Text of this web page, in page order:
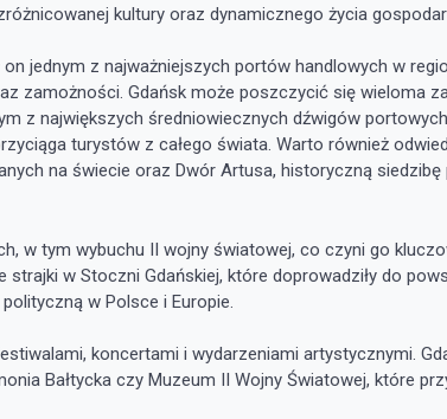
kultury oraz dynamicznego życia
jednym z najważniejszych portów handlowych w
zamożności. Gdańsk może poszczycić się wieloma
z największych średniowiecznych dźwigów
turystów z całego świata. Warto również
na świecie oraz Dwór Artusa, historyczną
w tym wybuchu II wojny światowej, co czyni go
w Stoczni Gdańskiej, które doprowadziły do
w Polsce i Europie.
koncertami i wydarzeniami artystycznymi.
Bałtycka czy Muzeum II Wojny Światowej, które